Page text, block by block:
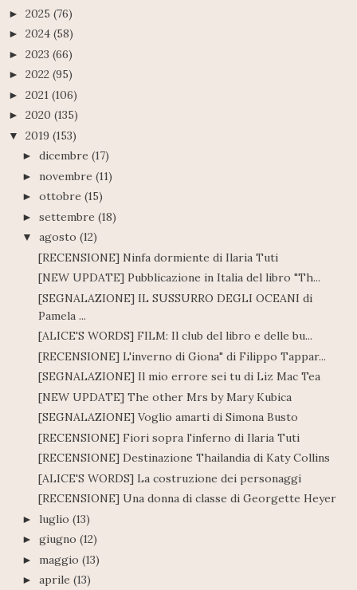
► 2025 (76)
► 2024 (58)
► 2023 (66)
► 2022 (95)
► 2021 (106)
► 2020 (135)
▼ 2019 (153)
► dicembre (17)
► novembre (11)
► ottobre (15)
► settembre (18)
▼ agosto (12)
[RECENSIONE] Ninfa dormiente di Ilaria Tuti
[NEW UPDATE] Pubblicazione in Italia del libro "Th...
[SEGNALAZIONE] IL SUSSURRO DEGLI OCEANI di
Pamela ...
[ALICE'S WORDS] FILM: Il club del libro e delle bu...
[RECENSIONE] L'inverno di Giona" di Filippo Tappar...
[SEGNALAZIONE] Il mio errore sei tu di Liz Mac Tea
[NEW UPDATE] The other Mrs by Mary Kubica
[SEGNALAZIONE] Voglio amarti di Simona Busto
[RECENSIONE] Fiori sopra l'inferno di Ilaria Tuti
[RECENSIONE] Destinazione Thailandia di Katy Collins
[ALICE'S WORDS] La costruzione dei personaggi
[RECENSIONE] Una donna di classe di Georgette Heyer
► luglio (13)
► giugno (12)
► maggio (13)
► aprile (13)